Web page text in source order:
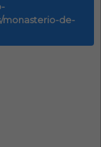
monasterio-de-